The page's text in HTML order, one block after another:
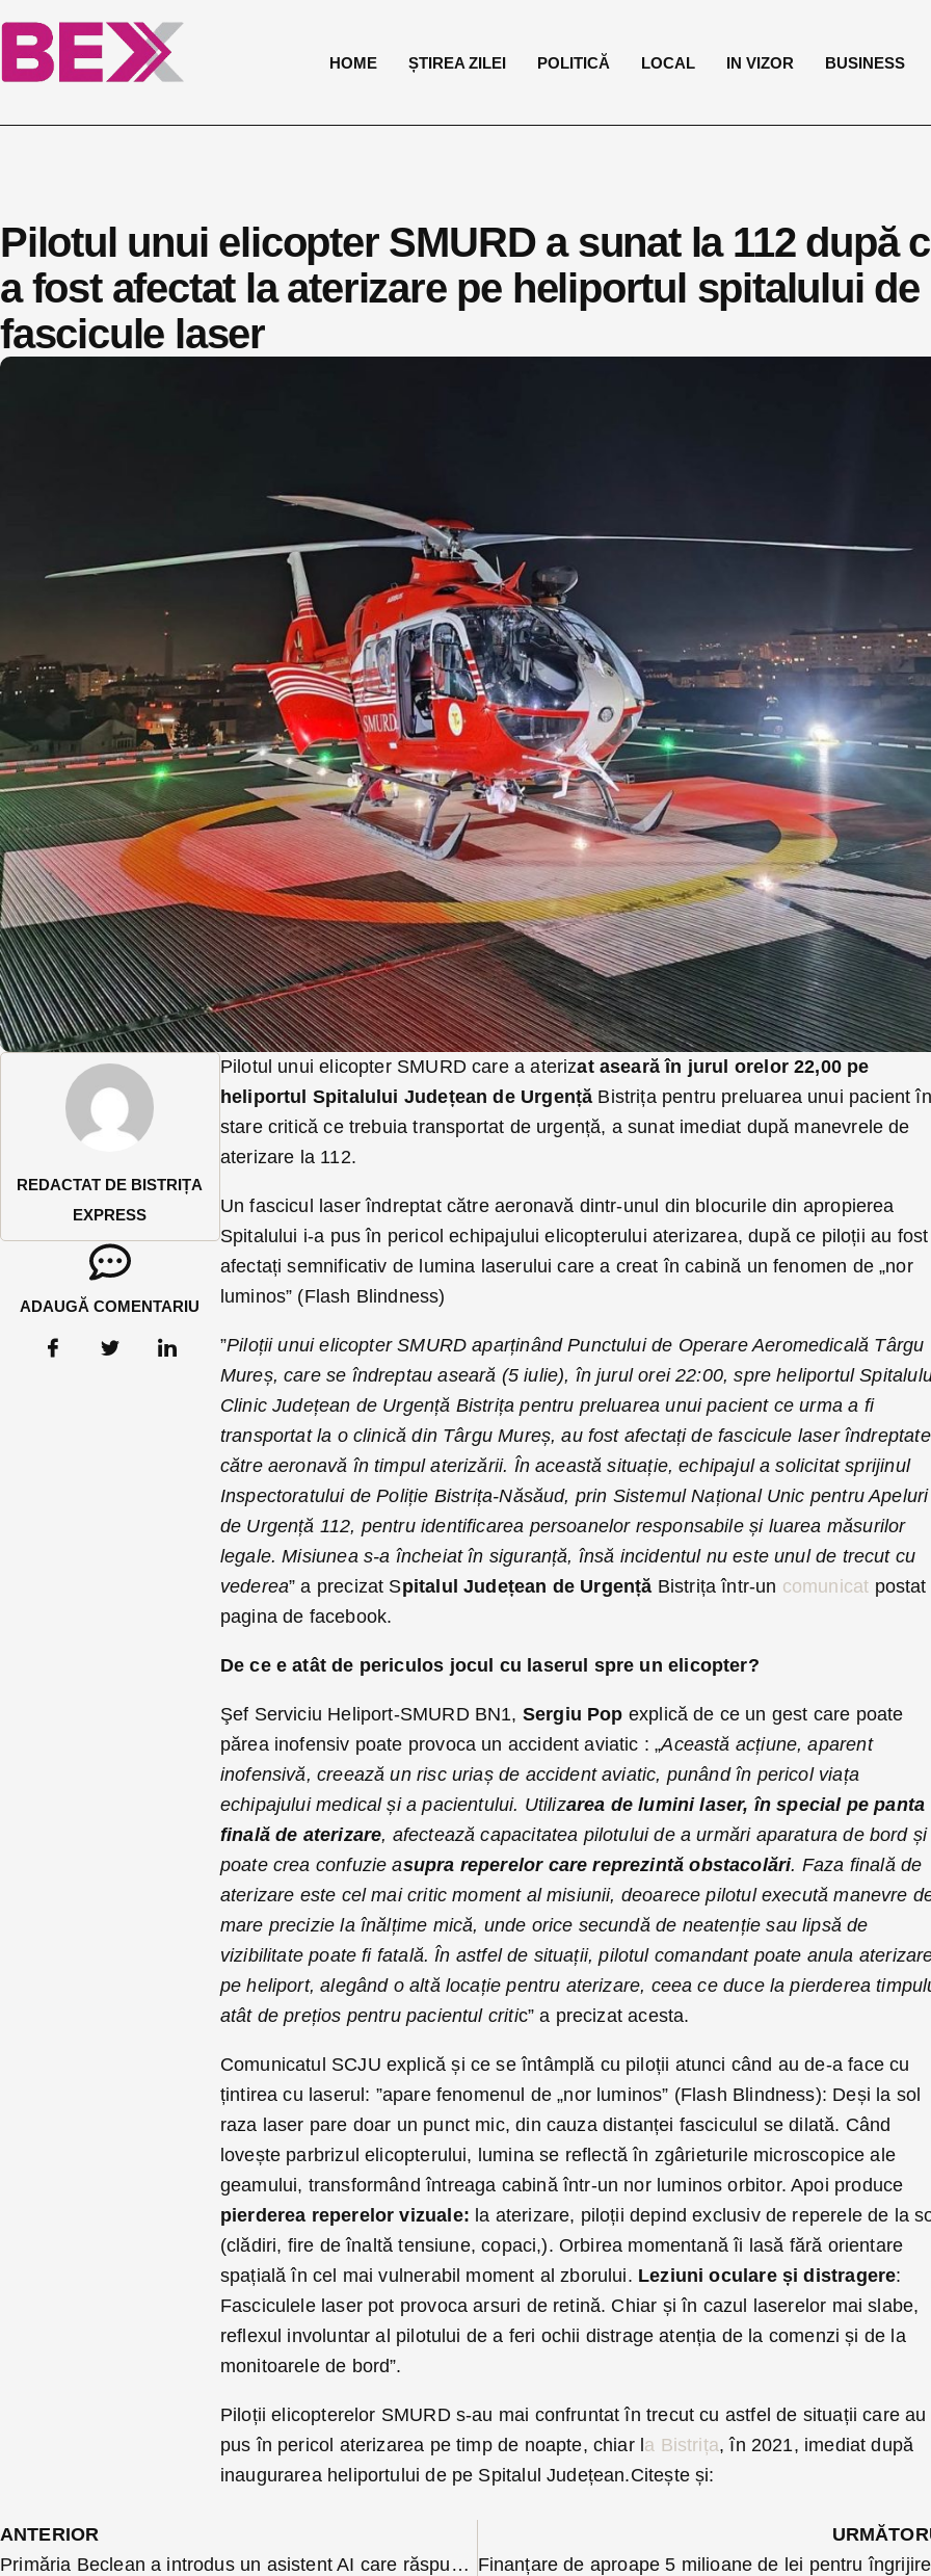
HOME ȘTIREA ZILEI POLITICĂ LOCAL IN VIZOR BUSINESS
Pilotul unui elicopter SMURD a sunat la 112 după
a fost afectat la aterizare pe heliportul spitalului de
fascicule laser
REDACTAT DE BISTRIȚA
EXPRESS
ADAUGĂ COMENTARIU
Pilotul unui elicopter SMURD care a aterizat aseară în jurul orelor 22,00 pe
heliportul Spitalului Județean de Urgență Bistrița pentru preluarea unui pacient în
stare critică ce trebuia transportat de urgență, a sunat imediat după manevrele de
aterizare la 112.
Un fascicul laser îndreptat către aeronavă dintr-unul din blocurile din apropierea
Spitalului i-a pus în pericol echipajului elicopterului aterizarea, după ce piloții au fost
afectați semnificativ de lumina laserului care a creat în cabină un fenomen de „nor
luminos” (Flash Blindness)
”Piloții unui elicopter SMURD aparținând Punctului de Operare Aeromedicală Târgu
Mureș, care se îndreptau aseară (5 iulie), în jurul orei 22:00, spre heliportul
Clinic Județean de Urgență Bistrița pentru preluarea unui pacient ce urma a fi
transportat la o clinică din Târgu Mureș, au fost afectați de fascicule laser îndreptate
către aeronavă în timpul aterizării. În această situație, echipajul a solicitat sprijinul
Inspectoratului de Poliție Bistrița-Năsăud, prin Sistemul Național Unic pentru Apeluri
de Urgență 112, pentru identificarea persoanelor responsabile și luarea măsurilor
legale. Misiunea s-a încheiat în siguranță, însă incidentul nu este unul de trecut cu
vederea” a precizat Spitalul Județean de Urgență Bistrița într-un comunicat postat
pagina de facebook.
De ce e atât de periculos jocul cu laserul spre un elicopter?
Şef Serviciu Heliport-SMURD BN1, Sergiu Pop explică de ce un gest care poate
părea inofensiv poate provoca un accident aviatic : „Această acțiune, aparent
inofensivă, creează un risc uriaș de accident aviatic, punând în pericol viața
echipajului medical și a pacientului. Utilizarea de lumini laser, în special pe panta
finală de aterizare, afectează capacitatea pilotului de a urmări aparatura de bord și
poate crea confuzie asupra reperelor care reprezintă obstacolări. Faza finală de
aterizare este cel mai critic moment al misiunii, deoarece pilotul execută manevre
mare precizie la înălțime mică, unde orice secundă de neatenție sau lipsă de
vizibilitate poate fi fatală. În astfel de situații, pilotul comandant poate anula
pe heliport, alegând o altă locație pentru aterizare, ceea ce duce la pierderea
atât de prețios pentru pacientul critic” a precizat acesta.
Comunicatul SCJU explică și ce se întâmplă cu piloții atunci când au de-a face cu
țintirea cu laserul: ”apare fenomenul de „nor luminos” (Flash Blindness): Deși la sol
raza laser pare doar un punct mic, din cauza distanței fasciculul se dilată. Când
lovește parbrizul elicopterului, lumina se reflectă în zgârieturile microscopice ale
geamului, transformând întreaga cabină într-un nor luminos orbitor. Apoi produce
pierderea reperelor vizuale: la aterizare, piloții depind exclusiv de reperele de la
(clădiri, fire de înaltă tensiune, copaci,). Orbirea momentană îi lasă fără orientare
spațială în cel mai vulnerabil moment al zborului. Leziuni oculare și distragere:
Fasciculele laser pot provoca arsuri de retină. Chiar și în cazul laserelor mai slabe,
reflexul involuntar al pilotului de a feri ochii distrage atenția de la comenzi și de la
monitoarele de bord”.
Piloții elicopterelor SMURD s-au mai confruntat în trecut cu astfel de situații care au
pus în pericol aterizarea pe timp de noapte, chiar la Bistrița, în 2021, imediat după
inaugurarea heliportului de pe Spitalul Județean.Citește și:
ANTERIOR
Primăria Beclean a introdus un asistent AI care răspunde non-stop întrebărilor. Este încă în etapa de antrenament